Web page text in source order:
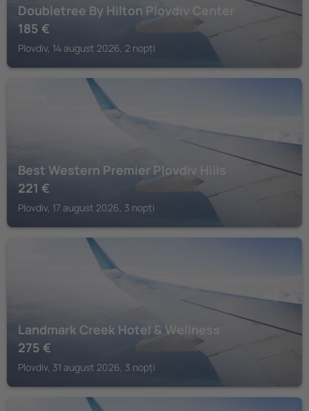
Doubletree By Hilton Plovdiv Center
185 €
Plovdiv, 14 august 2026, 2 nopți
Best Western Premier Plovdiv Hills
221 €
Plovdiv, 17 august 2026, 3 nopți
Landmark Creek Hotel & Wellness
275 €
Plovdiv, 31 august 2026, 3 nopți